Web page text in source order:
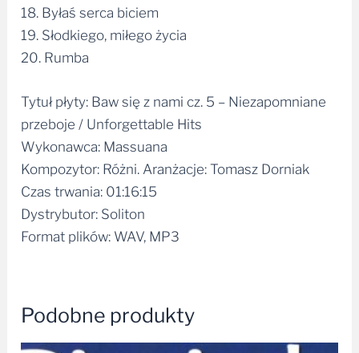
18. Byłaś serca biciem
19. Słodkiego, miłego życia
20. Rumba
Tytuł płyty: Baw się z nami cz. 5 – Niezapomniane
przeboje / Unforgettable Hits
Wykonawca: Massuana
Kompozytor: Różni. Aranżacje: Tomasz Dorniak
Czas trwania: 01:16:15
Dystrybutor: Soliton
Format plików: WAV, MP3
Podobne produkty